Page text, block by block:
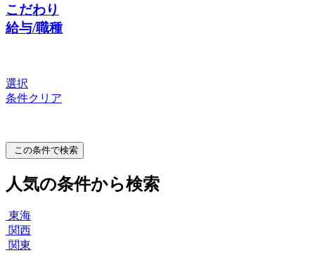
こだわり
給与/職種
選択
条件クリア
この条件で検索
人気の条件から検索
東海
関西
関東